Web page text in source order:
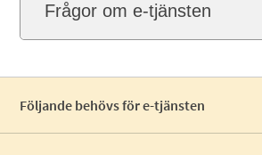
Frågor om e-tjänsten
Följande behövs för e-tjänsten